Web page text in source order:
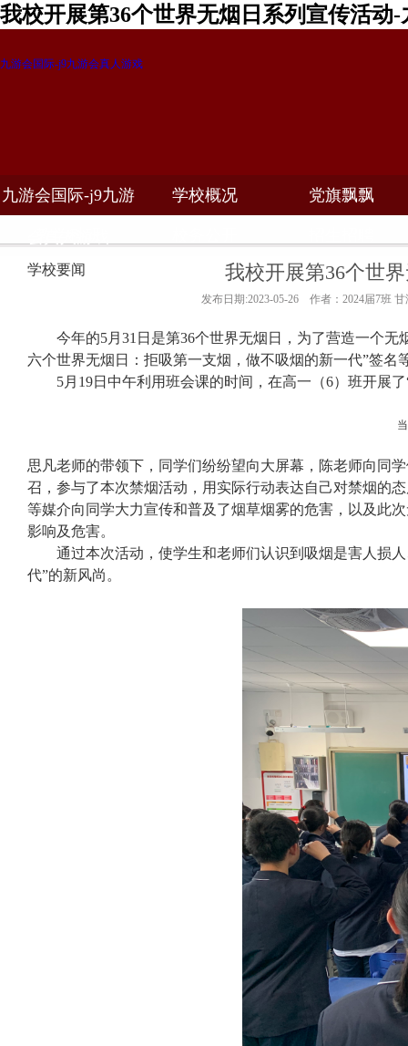
我校开展第36个世界无烟日系列宣传活动-
九游会国际-j9九游会真人游戏
九游会国际-j9九游 学校概况 党旗飘飘
学校要闻 我校开展第36个世
发布日期:2023-05-26 作者：2024届7班 甘
今年的5月 31 日 是第36个世界无烟日， 为了营造一个无
六个世界无烟日：拒吸第一支烟， 做不吸烟的新一代”签名
5月19日中午利用班会课的时间，在高一（6）班开展了
思凡老师的带领下，同学们纷纷望向大屏幕，陈老师向同
召，参与了本次禁烟活动，用实际行动表达自己对禁烟的
等媒介向同学大力宣传和普及了烟草烟雾的危害，以及此
影响及危害。
通过本次活动，使学生和老师们认识到吸烟是害人损
代”的新风尚。